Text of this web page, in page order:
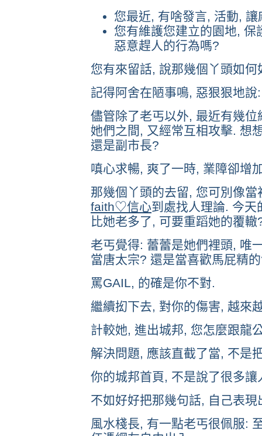
您最近, 有啥發言, 活動, 讓
您有維護您建立的園地,
惡意趕人的行為嗎?
您有來留話, 說那幾個丫頭如何
記得阿舍在陋事鳴, 惡狠狠地
儘管除了老丐以外, 最近有幾
她們之間, 又經常互相攻擊. 想
還是副市長?
嗔心求暢, 爽了一時, 業障卻增
那幾個丫頭的去留, 您可別像
faith♡信心到處找人理論. 今天
比她老多了, 可要重蹈她的覆轍
老丐覺得: 蕾蕾是她們裡頭, 唯
當唐太宗? 還是當喜歡馬屁精
罵GAIL, 的確是你不對.
繼續抝下去, 對你的傷害, 越來
計較她, 進出城邦, 您怎麼跟龍
解決問題, 應該直截了當, 不是
你的城邦首頁, 不是說了很多
不如好好把那幾句話, 自己表
風水棧長, 有一點老丐很佩服: